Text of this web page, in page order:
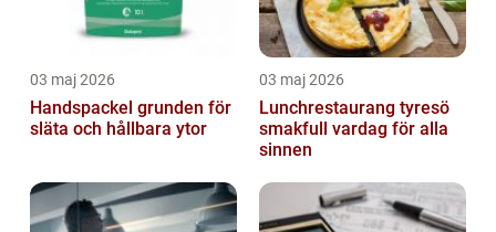
03 maj 2026
Handspackel grunden för
släta och hållbara ytor
03 maj 2026
Lunchrestaurang tyresö
smakfull vardag för alla
sinnen